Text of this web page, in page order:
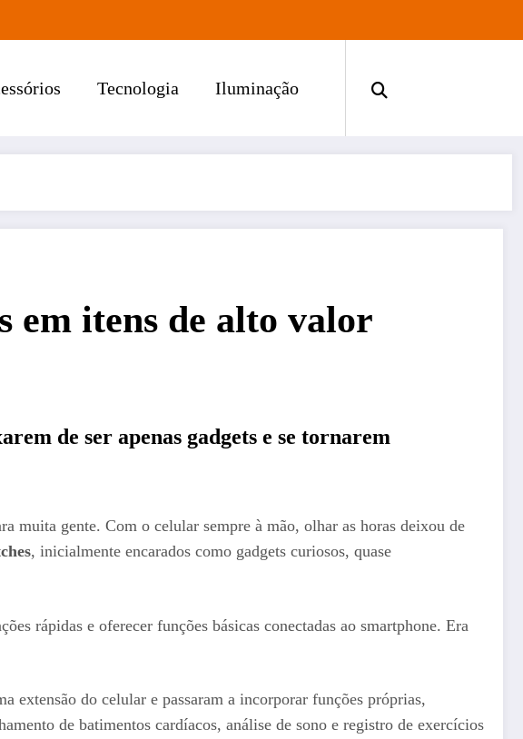
Tecnologia Iluminação
em itens de alto valor
de ser apenas gadgets e se tornarem
muita gente. Com o celular sempre à mão, olhar as horas deixou de
, inicialmente encarados como gadgets curiosos, quase
rápidas e oferecer funções básicas conectadas ao smartphone. Era
extensão do celular e passaram a incorporar funções próprias,
de batimentos cardíacos, análise de sono e registro de exercícios